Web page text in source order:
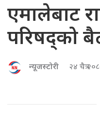
एमालेबाट
परिषद्को
न्यूजस्टोरी २४ चैत्र